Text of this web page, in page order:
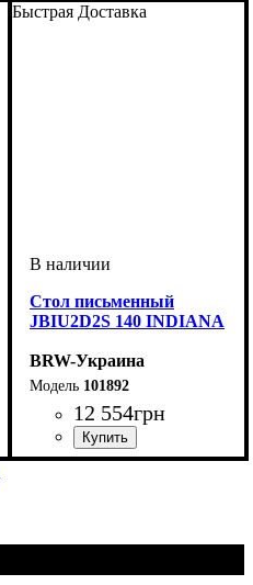
Быстрая Доставка
Стол письменный
JBIU2D2S 140 INDIANA
BRW-Украина
101892
12 554грн
ширина, мм: 1400
высота, мм: 780
глубина, мм: 650